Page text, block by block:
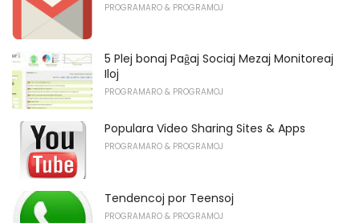
PROGRAMARO & PROGRAMOJ
5 Plej bonaj Paĝaj Sociaj Mezaj Monitoreaj
Iloj
PROGRAMARO & PROGRAMOJ
Populara Video Sharing Sites & Apps
PROGRAMARO & PROGRAMOJ
Tendencoj por Teensoj
PROGRAMARO & PROGRAMOJ